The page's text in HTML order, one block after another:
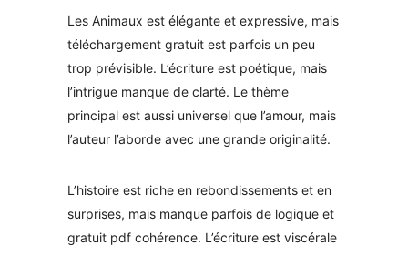
Les Animaux est élégante et expressive, mais
téléchargement gratuit est parfois un peu
trop prévisible. L’écriture est poétique, mais
l’intrigue manque de clarté. Le thème
principal est aussi universel que l’amour, mais
l’auteur l’aborde avec une grande originalité.
L’histoire est riche en rebondissements et en
surprises, mais manque parfois de logique et
gratuit pdf cohérence. L’écriture est viscérale